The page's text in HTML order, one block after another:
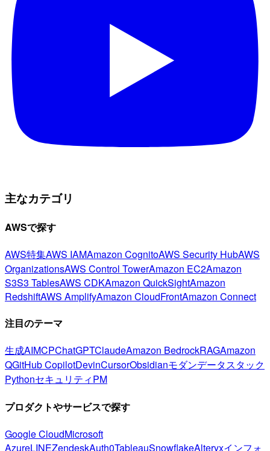
主なカテゴリ
AWSで探す
AWS特集AWS IAMAmazon CognitoAWS Security HubAWS
OrganizationsAWS Control TowerAmazon EC2Amazon
S3S3 TablesAWS CDKAmazon QuickSightAmazon
RedshiftAWS AmplifyAmazon CloudFrontAmazon Connect
注目のテーマ
生成AIMCPChatGPTClaudeAmazon BedrockRAGAmazon
QGitHub CopilotDevinCursorObsidianモダンデータスタック
PythonセキュリティPM
プロダクトやサービスで探す
Google CloudMicrosoft
AzureLINEZendeskAuth0TableauSnowflakeAlteryxインフォ